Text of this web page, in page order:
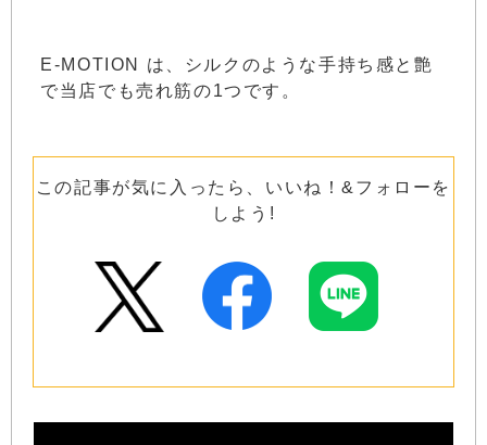
E-MOTION は、シルクのような手持ち感と艶
で当店でも売れ筋の1つです。
この記事が気に入ったら、いいね！&フォローを
しよう!